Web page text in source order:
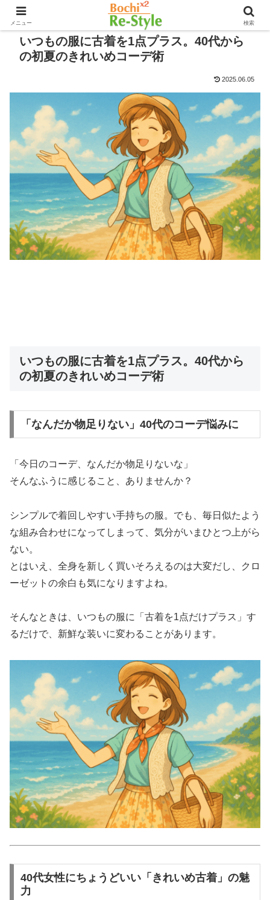
いつもの服に古着を1点プラス。40代から
の初夏のきれいめコーデ術
2025.06.05
いつもの服に古着を1点プラス。40代から
の初夏のきれいめコーデ術
「なんだか物足りない」40代のコーデ悩みに
「今日のコーデ、なんだか物足りないな」
そんなふうに感じること、ありませんか？
シンプルで着回しやすい手持ちの服。でも、毎日似たよう
な組み合わせになってしまって、気分がいまひとつ上がら
ない。
とはいえ、全身を新しく買いそろえるのは大変だし、クロ
ーゼットの余白も気になりますよね。
そんなときは、いつもの服に「古着を1点だけプラス」す
るだけで、新鮮な装いに変わることがあります。
40代女性にちょうどいい「きれいめ古着」の魅
力
メニュー 検索